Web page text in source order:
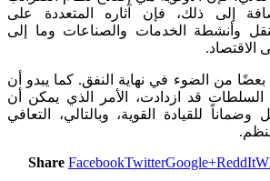
إلى ذلك، فإن آثاره المتعددة على
وأنشطة الخدمات والصناعات وما إلى
الاقتصاد.
بعضًا من الضوء في نهاية النفق. كما يبدو أن
السلطات قد ازدادت، الأمر الذي يمكن أن
للقيادة القوية، وبالتالي، التعافي
Share FacebookTwitterGoogle+ReddIt